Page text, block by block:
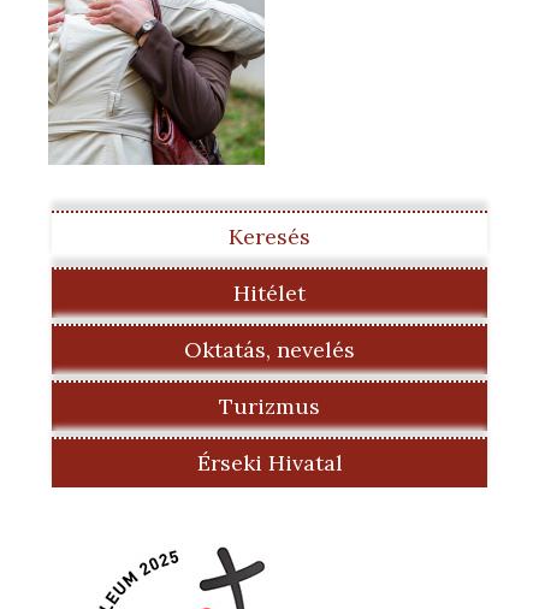
Keresés
Hitélet
Oktatás, nevelés
Turizmus
Érseki Hivatal